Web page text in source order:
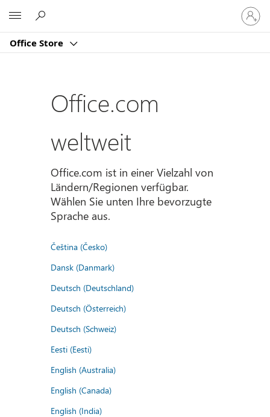
Office Store
Bei
Ihrem
Konto
Office.com
weltweit
Office.com ist in einer Vielzahl von
Ländern/Regionen verfügbar.
Wählen Sie unten Ihre bevorzugte
Sprache aus.
Čeština (Česko)
Dansk (Danmark)
Deutsch (Deutschland)
Deutsch (Österreich)
Deutsch (Schweiz)
Eesti (Eesti)
English (Australia)
English (Canada)
English (India)